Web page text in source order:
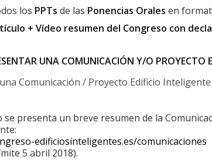
los PPTs de las Ponencias Orales en
+ Vídeo resumen del Congreso con
UNA COMUNICACIÓN Y/O PROYECTO
Comunicación / Proyecto Edificio
se presenta un breve resumen de la
edificiosinteligentes.es/comunicaciones
5 abril 2018).